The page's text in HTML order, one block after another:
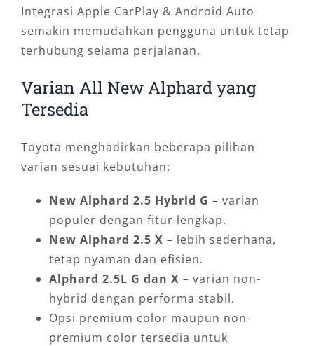
Integrasi Apple CarPlay & Android Auto
semakin memudahkan pengguna untuk tetap
terhubung selama perjalanan.
Varian All New Alphard yang
Tersedia
Toyota menghadirkan beberapa pilihan
varian sesuai kebutuhan:
New Alphard 2.5 Hybrid G – varian
populer dengan fitur lengkap.
New Alphard 2.5 X – lebih sederhana,
tetap nyaman dan efisien.
Alphard 2.5L G dan X – varian non-
hybrid dengan performa stabil.
Opsi premium color maupun non-
premium color tersedia untuk